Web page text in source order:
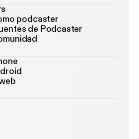
podcaster
de Podcaster